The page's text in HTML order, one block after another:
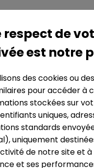
Billancourt
respect de
est notre
des cookies ou
pour accéder à
stockées sur
uniques,
standards
uniquement
de notre site et
et ses